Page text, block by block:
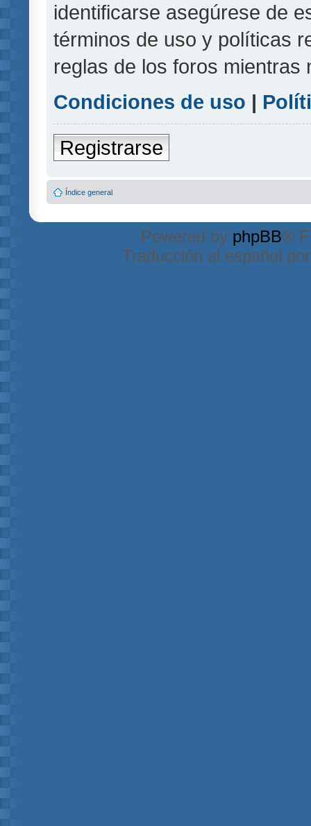
identificarse asegúrese de
términos de uso y políticas
reglas de los foros mientras
Condiciones de uso |
Registrarse
Índice general
Powered by phpBB®
Traducción al español